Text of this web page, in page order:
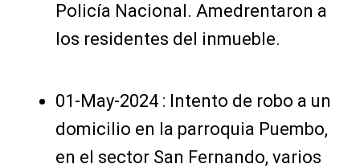
Policía Nacional. Amedrentaron a
los residentes del inmueble.
01-May-2024 : Intento de robo a un
domicilio en la parroquia Puembo,
en el sector San Fernando, varios